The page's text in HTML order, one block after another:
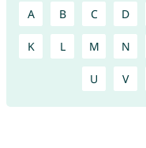
A B C D
K L M N
U V